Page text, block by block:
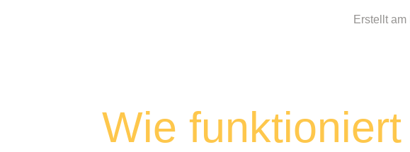
Erstellt am
Wie funktioniert